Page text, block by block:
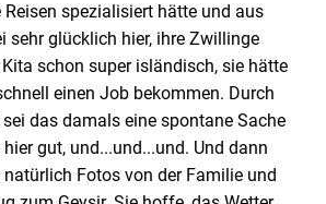
spezialisiert hätte und aus
sehr glücklich hier, ihre Zwillinge
schon super isländisch, sie hätte
einen Job bekommen. Durch
das damals eine spontane Sache
gut, und...und...und. Und dann
Fotos von der Familie und